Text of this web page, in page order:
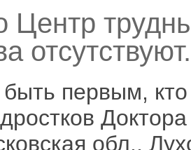
отсутствуют.
первым,
обл.,